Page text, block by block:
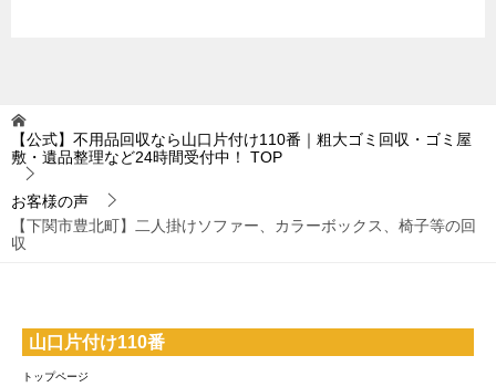
【公式】不用品回収なら山口片付け110番｜粗大ゴミ回収・ゴミ屋
敷・遺品整理など24時間受付中！
TOP
お客様の声
【下関市豊北町】二人掛けソファー、カラーボックス、椅子等の回
収
山口片付け110番
トップページ